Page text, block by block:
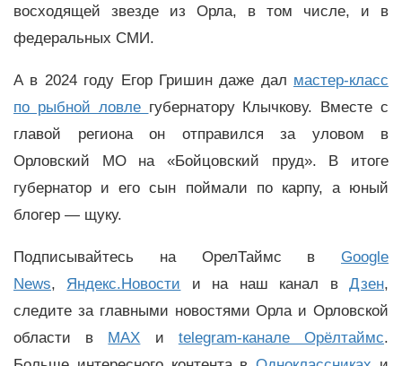
восходящей звезде из Орла, в том числе, и в
федеральных СМИ.
А в 2024 году Егор Гришин даже дал мастер-класс
по рыбной ловле губернатору Клычкову. Вместе с
главой региона он отправился за уловом в
Орловский МО на «Бойцовский пруд». В итоге
губернатор и его сын поймали по карпу, а юный
блогер — щуку.
Подписывайтесь на ОрелТаймс в Google
News, Яндекс.Новости и на наш канал вДзен,
следите за главными новостями Орла и Орловской
области в MAX и telegram-канале Орёлтаймс.